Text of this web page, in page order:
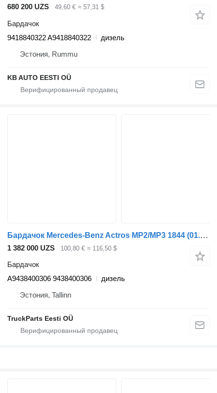
680 200 UZS 49,60 € ≈ 57,31 $
Бардачок
9418840322 A9418840322
дизель
Эстония, Rummu
KB AUTO EESTI OÜ
Бардачок Mercedes-Benz Actros MP2/MP3 1844 (01.02-) A9438400306 для грузовика Mercedes-Benz Actros, Axor MP1, MP2, MP3 (1996-2014)
1 382 000 UZS 100,80 € ≈ 116,50 $
Бардачок
A9438400306 9438400306
дизель
Эстония, Tallinn
TruckParts Eesti OÜ